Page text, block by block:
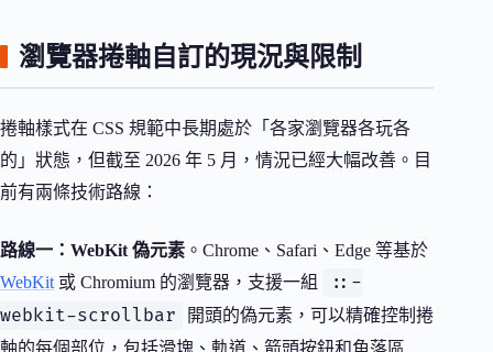
瀏覽器捲軸自訂的現況與限制
捲軸樣式在 CSS 規範中長期處於「各家瀏覽器各玩各
的」狀態，但截至 2026 年 5 月，情況已經大幅改善。目
前有兩條技術路線：
路線一：WebKit 偽元素 。Chrome、Safari、Edge 等基於
WebKit 或 Chromium 的瀏覽器，支援一組
::-
webkit-scrollbar
開頭的偽元素，可以精確控制捲
軸的每個部位，包括滑塊、軌道、箭頭按鈕和角落區